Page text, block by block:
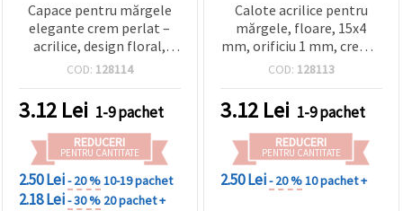
Capace pentru mărgele
elegante crem perlat –
acrilice, design floral,
17x5 mm, gaură 1,5 mm,
COD: 128114
3.12 Lei 1-9 pachet
REDUCERI
PENTRU CANTITATE
2.50 Lei- 20 %10-19 pachet
2.18 Lei- 30 % 20 pachet +
Calote acrilice pentru
mărgele, floare, 15x4
mm, orificiu 1 mm, crem –
10 bucăți
COD: 128113
3.12 Lei 1-9 pachet
REDUCERI
PENTRU CANTITATE
2.50 Lei- 20 %10 pachet +